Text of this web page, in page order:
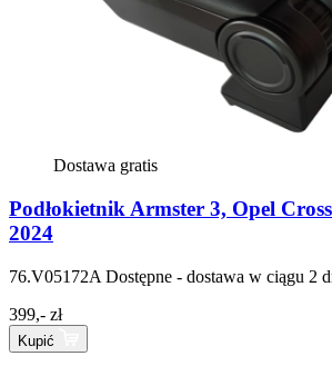
Dostawa gratis
Podłokietnik Armster 3, Opel
2024
76.V05172A Dostępne - dostawa w ciągu 2
399,- zł
Kupić